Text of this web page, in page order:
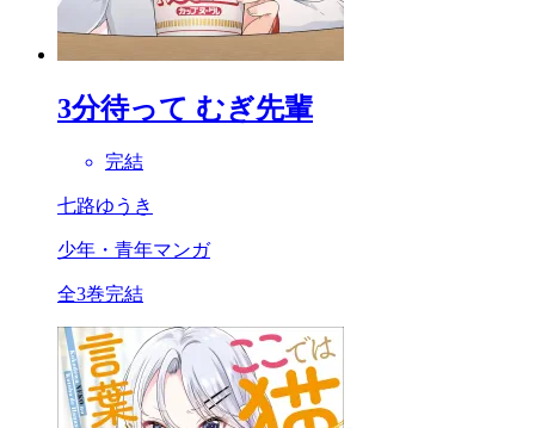
3分待って むぎ先輩
完結
七路ゆうき
少年・青年マンガ
全3巻完結